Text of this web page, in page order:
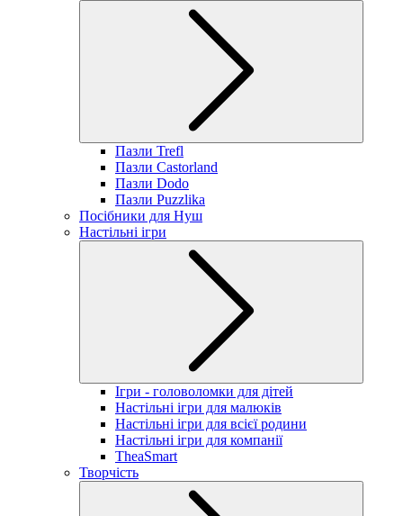
Пазли Trefl
Пазли Castorland
Пазли Dodo
Пазли Puzzlika
Посібники для Нуш
Настільні ігри
Ігри - головоломки для дітей
Настільні ігри для малюків
Настільні ігри для всієї родини
Настільні ігри для компанії
TheaSmart
Творчість